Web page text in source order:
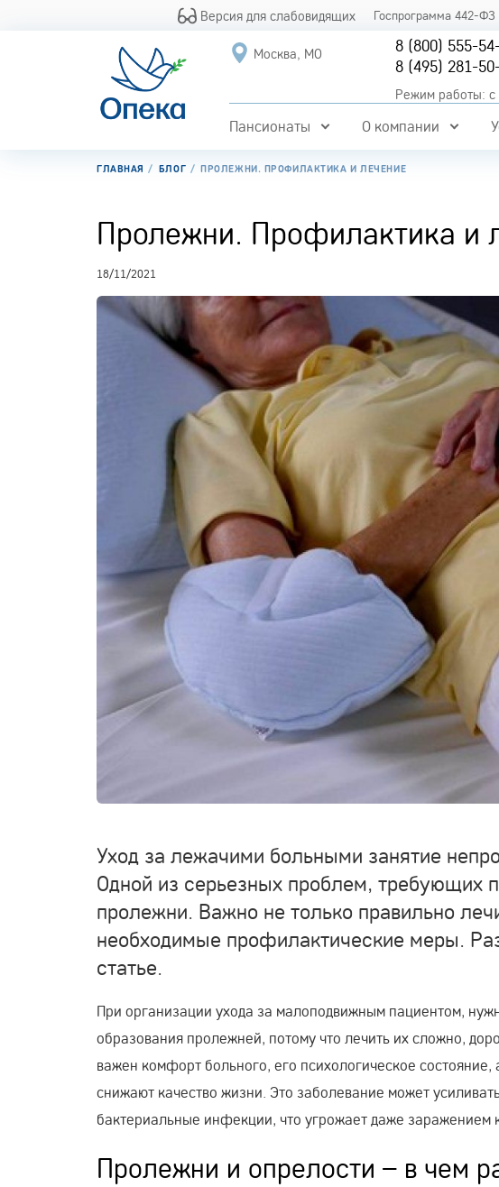
Версия для слабовидящих Госпрограмма 442-ФЗ
Москва, МО
8 (800) 555-
8 (495) 281-
Режим работы: с
Пансионаты О компании
ГЛАВНАЯ БЛОГ ПРОЛЕЖНИ. ПРОФИЛАКТИКА И ЛЕЧЕНИЕ
Пролежни. Профилактика и
18/11/2021
Уход за лежачими больными занятие
Одной из серьезных проблем, требующих
пролежни. Важно не только правильно
необходимые профилактические меры.
статье.
При организации ухода за малоподвижным пациентом,
образования пролежней, потому что лечить их сложно,
важен комфорт больного, его психологическое
снижают качество жизни. Это заболевание может
бактериальные инфекции, что угрожает даже заражением
Пролежни и опрелости – в чем